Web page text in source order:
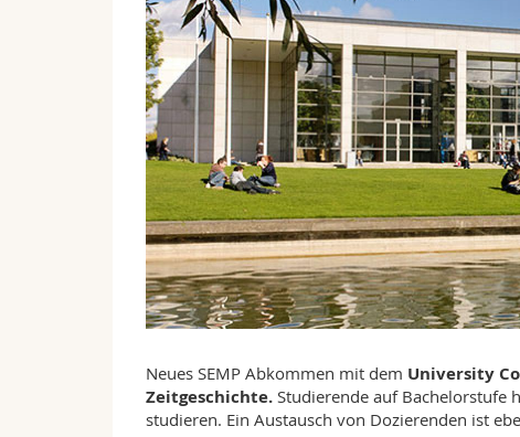
Neues SEMP Abkommen mit dem University
Zeitgeschichte. Studierende auf Bachelorstufe
studieren. Ein Austausch von Dozierenden ist